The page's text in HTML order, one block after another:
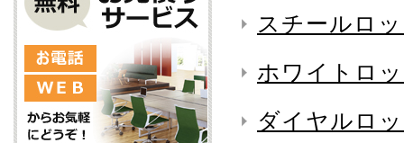
スチールロ
ホワイトロ
ダイヤルロ